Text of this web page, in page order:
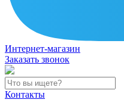
Интернет-магазин
Заказать звонок
Контакты